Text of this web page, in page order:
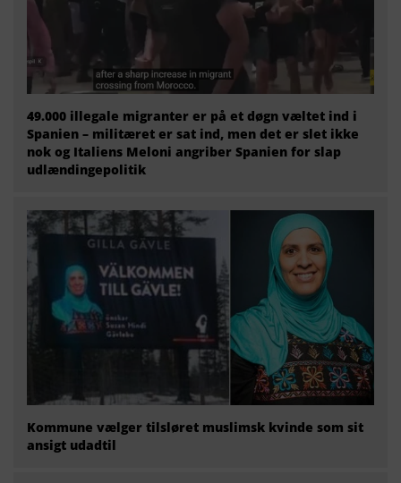
49.000 illegale migranter er på et døgn væltet ind i
Spanien – militæret er sat ind, men det er slet ikke
nok og Italiens Meloni angriber Spanien for slap
udlændingepolitik
Kommune vælger tilsløret muslimsk kvinde som sit
ansigt udadtil